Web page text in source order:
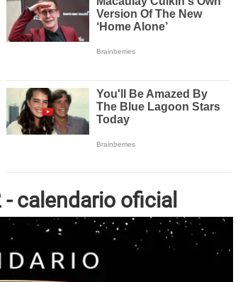
calendario oficial